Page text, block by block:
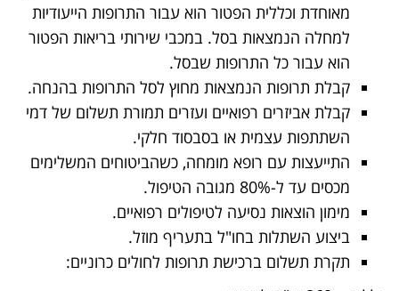
מאוחדת וכללית הפטור הוא עבור התרופות הייעודיות
למחלה הנמצאות בסל. במכבי שירותי בריאות הפטור
הוא עבור כל התרופות שבסל.
קבלת תרופות הנמצאות מחוץ לסל התרופות בהנחה.
קבלת אביזרים רפואיים ועזרים תמורת תשלום של דמי
השתתפות עצמית או בסבסוד חלקי.
התייעצות עם רופא מומחה, כשהביטוחים המשלימים
מכסים עד ל-80% מגובה הטיפול.
מימון הוצאות נסיעה לטיפולים רפואיים.
ביצוע השתלות בחו"ל בתעריף מוזל.
תקרת תשלום ברכישת תרופות לחולים כרוניים: